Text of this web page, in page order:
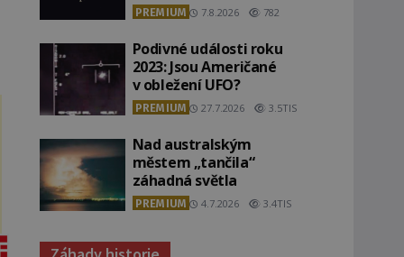
PREMIUM 7.8.2026 782
Podivné události roku
2023: Jsou Američané
v obležení UFO?
PREMIUM 27.7.2026 3.5TIS
Nad australským
městem „tančila“
záhadná světla
PREMIUM 4.7.2026 3.4TIS